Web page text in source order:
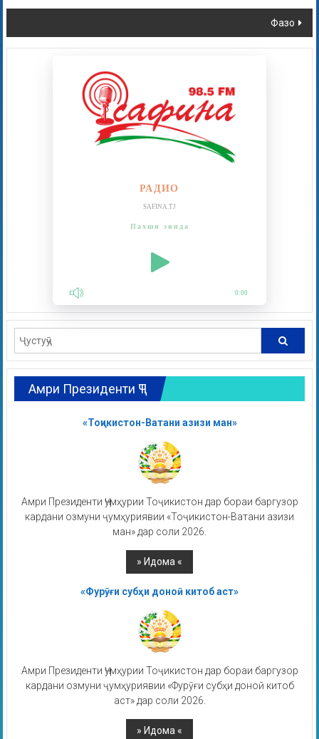
Фазо
РАДИО
SAFINA.TJ
Пахши зинда
0:00
Амри Президенти ҶТ
«Тоҷикистон-Ватани азизи ман»
Амри Президенти Ҷумҳурии Тоҷикистон дар бораи баргузор
кардани озмуни ҷумҳуриявии «Тоҷикистон-Ватани азизи
ман» дар соли 2026.
«Фурӯғи субҳи доноӣ китоб аст»
Амри Президенти Ҷумҳурии Тоҷикистон дар бораи баргузор
кардани озмуни ҷумҳуриявии «Фурӯғи субҳи доноӣ китоб
аст» дар соли 2026.